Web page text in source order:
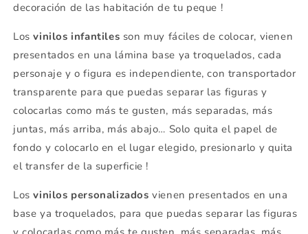
decoración de las habitación de tu peque !
Losvinilos infantiles son muy fáciles de colocar, vienen
presentados en una lámina base ya troquelados, cada
personaje y o figura es independiente, con transportador
transparente para que puedas separar las figuras y
colocarlas como más te gusten, más separadas, más
juntas, más arriba, más abajo… Solo quita el papel de
fondo y colocarlo en el lugar elegido, presionarlo y quita
el transfer de la superficie !
Losvinilos personalizados vienen presentados en una
base ya troquelados, para que puedas separar las figuras